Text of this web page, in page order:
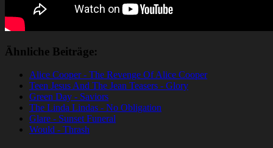
Ähnliche Beiträge:
Alice Cooper - The Revenge Of Alice Cooper
Teen Jesus And The Jean Teasers - Glory
Green Day - Saviors
The Linda Lindas - No Obligation
Glare - Sunset Funeral
Would - Thrash